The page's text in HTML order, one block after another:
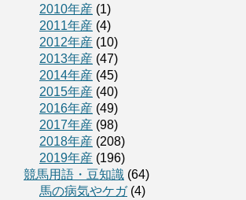
2010年産 (1)
2011年産 (4)
2012年産 (10)
2013年産 (47)
2014年産 (45)
2015年産 (40)
2016年産 (49)
2017年産 (98)
2018年産 (208)
2019年産 (196)
競馬用語・豆知識 (64)
馬の病気やケガ(4)